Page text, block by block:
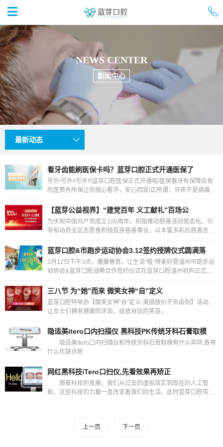
 
NEWS CENTER
新闻中心
最新动态 
看牙齿能刷医保卡吗？蓝芽口腔正式开通医保了
号外!号外!!号外!!!蓝芽口腔医保正式开通啦!医保看牙有保障齿有
所医费有所保让你放心看牙，安心回家!正所谓，牙疼不是病痛起
【蓝芽公益视界】“建党百年 义工献礼”百场公
为庆祝中国共产党成立100周年，积极推动慈善活动常态化，引
导和动员全区志愿者积极投身慈善事业，以丰富多彩的慈善志愿
蓝芽口腔&市跑步运动协会3.12签约授牌仪式圆满落
3月12日下午3点，播撒春意，让生活“植”得美好暨温州市跑步运
动协会&蓝芽口腔战略合作签约仪式在蓝芽口腔温州机构正式举
三八节 为“她”而来 微笑女神“自”定义
蓝芽口腔特举办【微笑女神“自”定义-美丽放价不负齿刻】活动，
让女士们拥有健康的牙齿，绽放自信的笑容。
隐适美itero口内扫描仪 黑科技PK传统牙科石膏取模
隐适美itero口内扫描仪和传统牙科石膏取模有什么异同,各有
什么优缺点呢
网红黑科技iTero口扫仪,先看效果再矫正
随着科技的发展，我们从过去的虚拟现实到现在的人工智
能，这些科技的力量一直改变着我们的生活。此时蓝芽口腔带你
上一页 下一页